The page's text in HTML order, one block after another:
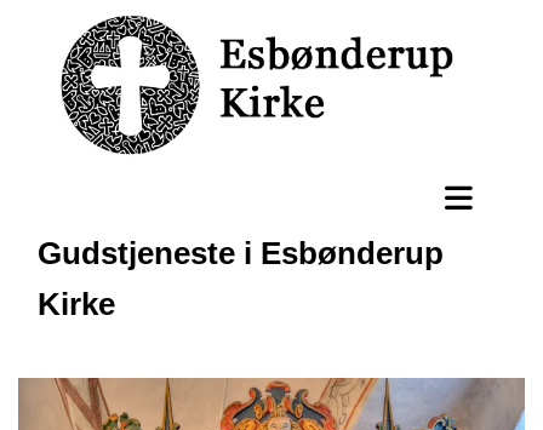
Gudstjeneste i Esbønderup
Kirke